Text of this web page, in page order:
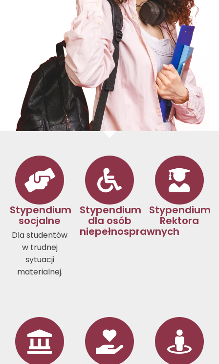
Stypendium
socjalne
Dla studentów
w trudnej
sytuacji
materialnej.
Stypendium
dla osób
niepełnosprawnych
Stypendium
Rektora